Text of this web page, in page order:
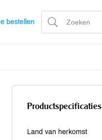
bestellen
Productspecificaties
Land van herkomst